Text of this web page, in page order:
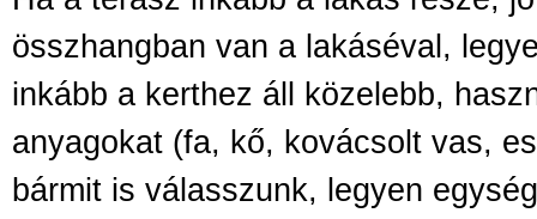
összhangban van a lakáséval,
inkább a kerthez áll közelebb,
anyagokat (fa, kő, kovácsolt vas,
bármit is válasszunk, legyen